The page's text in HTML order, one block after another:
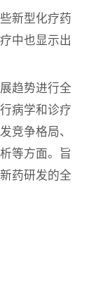
新型化疗药
中也显示出
趋势进行全
病学和诊疗
竞争格局、
等方面。旨
药研发的全